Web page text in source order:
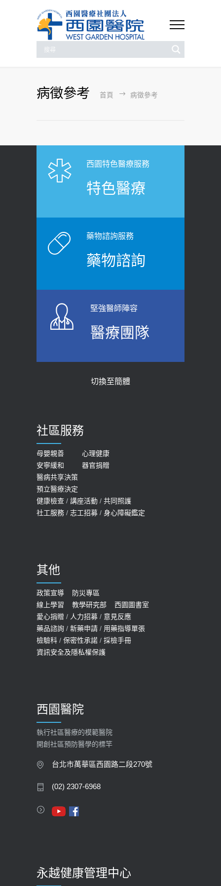
病徵參考 首頁 病徵參考
西園特色醫療服務
特色醫療
藥物諮詢服務
藥物諮詢
堅強醫師陣容
醫療團隊
切換至簡體
社區服務
母嬰親善
心理健康
安寧緩和
器官捐贈
醫病共享決策
預立醫療決定
健康檢查 / 講座活動 / 共同照護
社工服務 / 志工招募 / 身心障礙鑑定
其他
政策宣導
防災專區
線上學習
教學研究部
西園圖書室
愛心捐贈 / 人力招募 / 意見反應
藥品諮詢 / 新藥申請 / 用藥指導單張
檢驗科 / 保密性承諾 / 採檢手冊
資訊安全及隱私權保護
西園醫院
執行社區醫療的模範醫院
開創社區預防醫學的標竿
台北市萬華區西園路二段270號
(02) 2307-6968
永越健康管理中心